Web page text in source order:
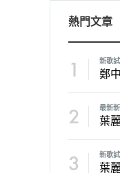
熱門文章
1 新歌
2 最新
3 新歌